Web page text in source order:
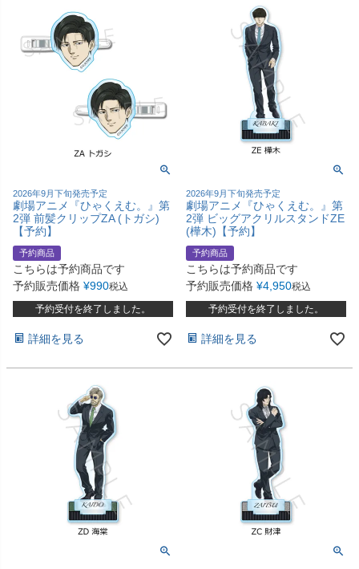
2026年9月下旬発売予定
劇場アニメ『ひゃくえむ。』第
2弾 前髪クリップZA (トガシ)
【予約】
予約商品
こちらは予約商品です
予約販売価格 ¥990税込
予約受付を終了しました。
詳細を見る
2026年9月下旬発売予定
劇場アニメ『ひゃくえむ。』第
2弾 ビッグアクリルスタンドZE
(樺木)【予約】
予約商品
こちらは予約商品です
予約販売価格 ¥4,950税込
予約受付を終了しました。
詳細を見る